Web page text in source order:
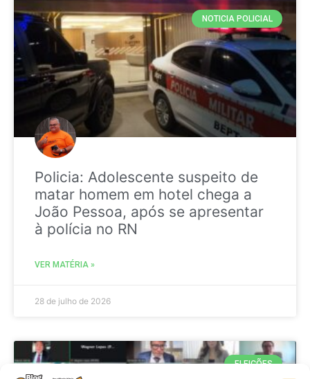
NOTICIA POLICIAL
Policia: Adolescente suspeito de
matar homem em hotel chega a
João Pessoa, após se apresentar
à polícia no RN
VER MATÉRIA »
28 de julho de 2026
ELEIÇÕES